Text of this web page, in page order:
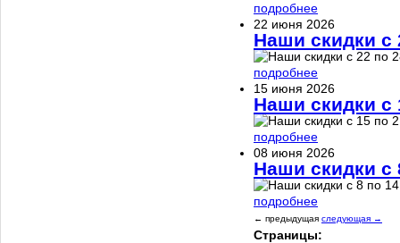
подробнее
22 июня 2026
Наши скидки с
подробнее
15 июня 2026
Наши скидки с
подробнее
08 июня 2026
Наши скидки с
подробнее
← предыдущая следующая →
Страницы: